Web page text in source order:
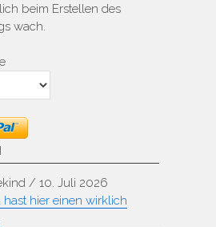
beim Erstellen des
wach.
/ 10. Juli 2026
hast hier einen wirklich